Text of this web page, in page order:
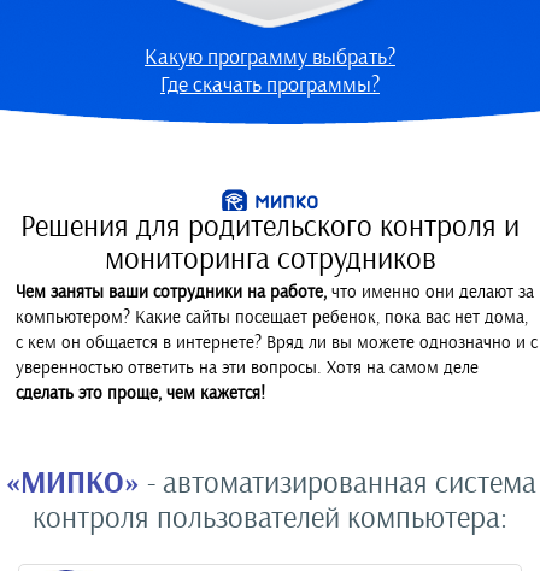
Какую программу выбрать?
Где скачать программы?
Решения для родительского контроля и
мониторинга сотрудников
Чем заняты ваши сотрудники на работе, что именно они делают за
компьютером? Какие сайты посещает ребенок, пока вас нет дома,
с кем он общается в интернете? Вряд ли вы можете однозначно и с
уверенностью ответить на эти вопросы. Хотя на самом деле
сделать это проще, чем кажется!
«МИПКО» - автоматизированная система
контроля пользователей компьютера: